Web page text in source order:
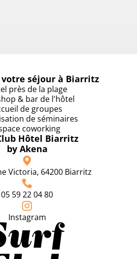
votre séjour à Biarritz
près de la plage
& bar de l'hôtel
de groupes
de séminaires
coworking
Hôtel Biarritz
by Akena
Victoria, 64200 Biarritz
05 59 22 04 80
Instagram